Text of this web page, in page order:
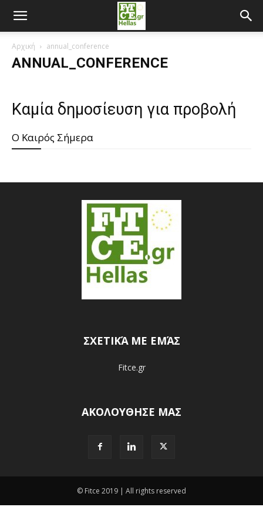
Αρχική annual_conference
ANNUAL_CONFERENCE
Καμία δημοσίευση για προβολή
O Καιρός Σήμερα
ΣΧΕΤΙΚΆ ΜΕ ΕΜΆΣ
Fitce.gr
ΑΚΟΛΟΥΘΗΣΕ ΜΑΣ
© Fitce 2019 | All rights reserved